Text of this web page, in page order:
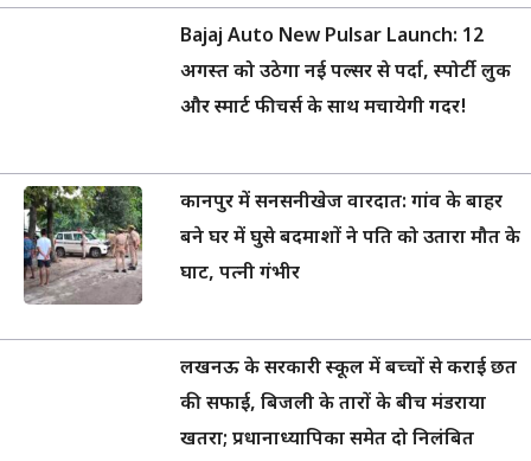
Bajaj Auto New Pulsar Launch: 12
अगस्त को उठेगा नई पल्सर से पर्दा, स्पोर्टी लुक
और स्मार्ट फीचर्स के साथ मचायेगी गदर!
कानपुर में सनसनीखेज वारदात: गांव के बाहर
बने घर में घुसे बदमाशों ने पति को उतारा मौत के
घाट, पत्नी गंभीर
लखनऊ के सरकारी स्कूल में बच्चों से कराई छत
की सफाई, बिजली के तारों के बीच मंडराया
खतरा; प्रधानाध्यापिका समेत दो निलंबित